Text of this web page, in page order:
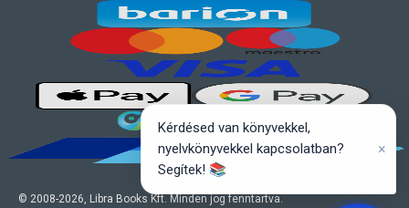
© 2008-2026, Libra Books Kft. Minden jog fenntartva.
Kérdésed van könyvekkel,
nyelvkönyvekkel kapcsolatban?
Segítek! 📚
×